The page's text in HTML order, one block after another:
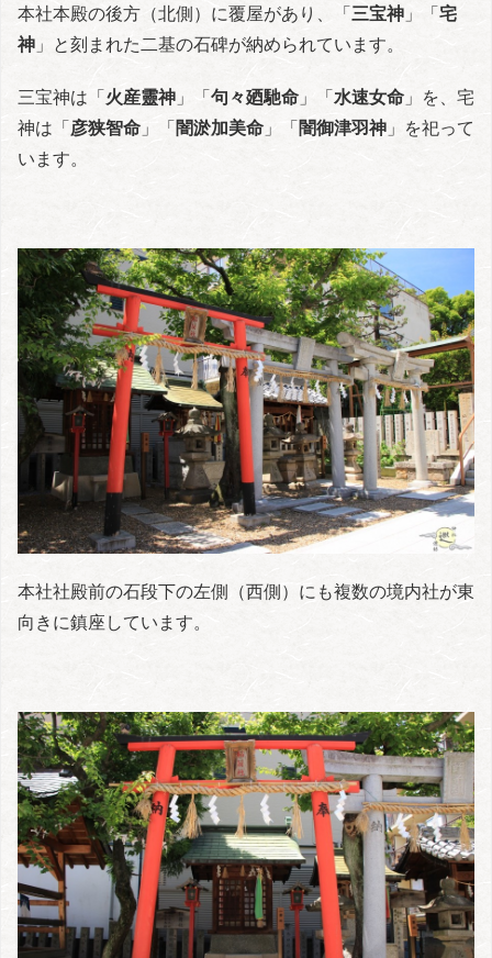
本社本殿の後方（北側）に覆屋があり、「三宝神 」「宅
神 」と刻まれた二基の石碑が納められています。
三宝神は「火産靈神 」「句々廼馳命 」「水速女命 」を、宅
神は「彦狭智命 」「闇淤加美命 」「闇御津羽神 」を祀って
います。
本社社殿前の石段下の左側（西側）にも複数の境内社が東
向きに鎮座しています。